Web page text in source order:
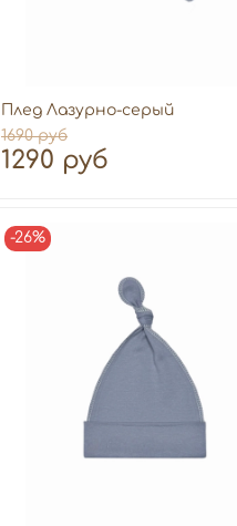
Плед Лазурно-серый
1690 руб
1290 руб
-26%